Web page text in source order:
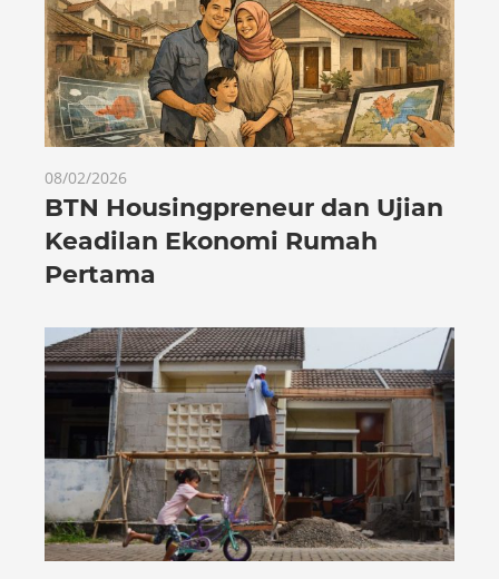
08/02/2026
BTN Housingpreneur dan Ujian
Keadilan Ekonomi Rumah
Pertama